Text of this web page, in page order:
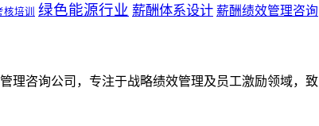
培训 绿色能源行业 薪酬体系设计 薪酬绩效管理咨询
理咨询公司，专注于战略绩效管理及员工激励领域，